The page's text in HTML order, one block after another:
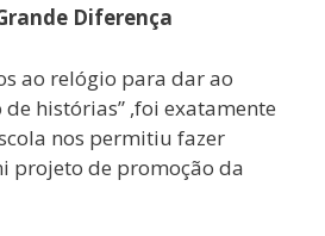
Diferença
ao relógio para dar ao
histórias” ,foi exatamente
nos permitiu fazer
projeto de promoção da